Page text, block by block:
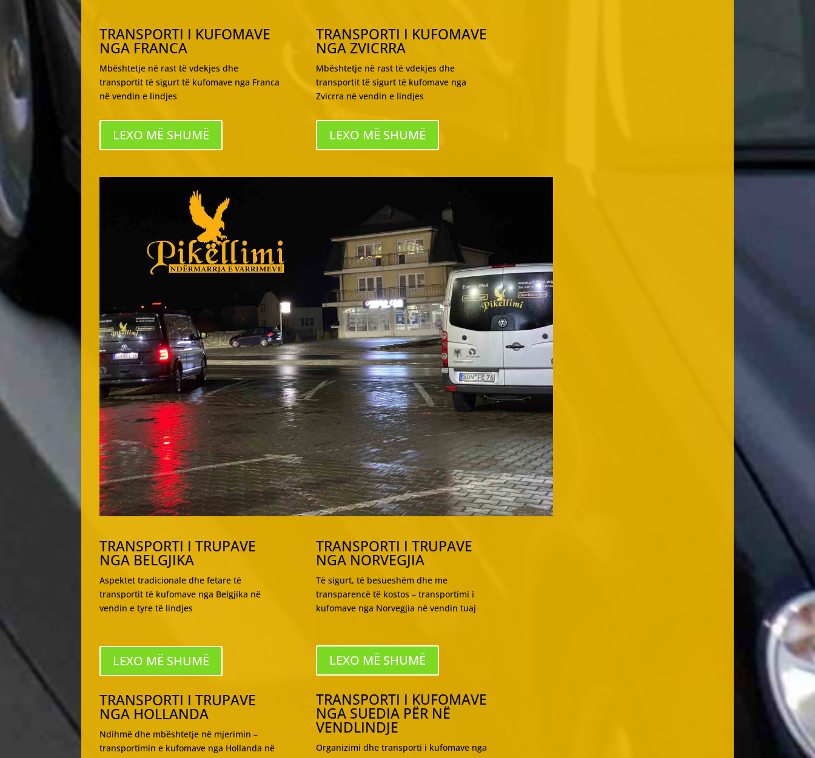
TRANSPORTI I KUFOMAVE
NGA FRANCA
Mbështetje në rast të vdekjes dhe
transportit të sigurt të kufomave nga Franca
në vendin e lindjes
LEXO MË SHUMË
TRANSPORTI I KUFOMAVE
NGA ZVICRRA
Mbështetje në rast të vdekjes dhe
transportit të sigurt të kufomave nga
Zvicrra në vendin e lindjes
LEXO MË SHUMË
TRANSPORTI I TRUPAVE
NGA BELGJIKA
Aspektet tradicionale dhe fetare të
transportit të kufomave nga Belgjika në
vendin e tyre të lindjes
LEXO MË SHUMË
TRANSPORTI I TRUPAVE
NGA HOLLANDA
Ndihmë dhe mbështetje në mjerimin –
transportimin e kufomave nga Hollanda në
TRANSPORTI I TRUPAVE
NGA NORVEGJIA
Të sigurt, të besueshëm dhe me
transparencë të kostos – transportimi i
kufomave nga Norvegjia në vendin tuaj
LEXO MË SHUMË
TRANSPORTI I KUFOMAVE
NGA SUEDIA PËR NË
VENDLINDJE
Organizimi dhe transporti i kufomave nga